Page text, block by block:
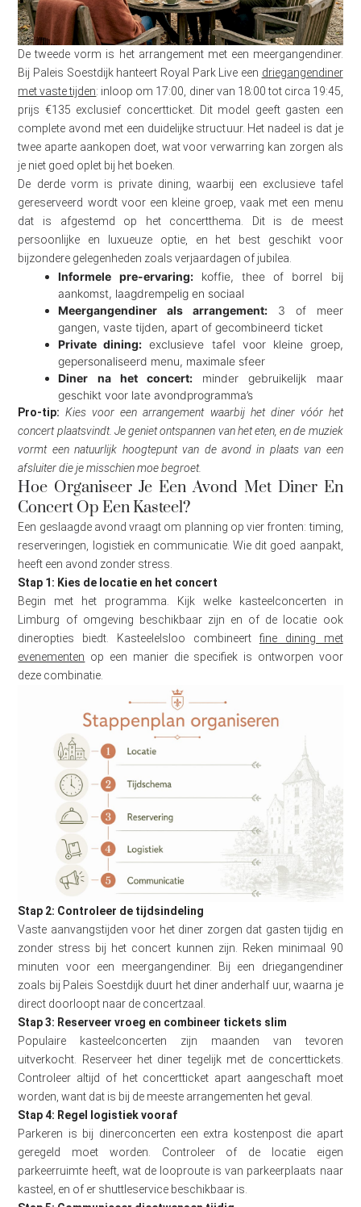
De tweede vorm is het arrangement met een meergangendiner.
Bij Paleis Soestdijk hanteert Royal Park Live een driegangendiner
met vaste tijden: inloop om 17:00, diner van 18:00 tot circa 19:45,
prijs €135 exclusief concertticket. Dit model geeft gasten een
complete avond met een duidelijke structuur. Het nadeel is dat je
twee aparte aankopen doet, wat voor verwarring kan zorgen als
je niet goed oplet bij het boeken.
De derde vorm is private dining, waarbij een exclusieve tafel
gereserveerd wordt voor een kleine groep, vaak met een menu
dat is afgestemd op het concertthema. Dit is de meest
persoonlijke en luxueuze optie, en het best geschikt voor
bijzondere gelegenheden zoals verjaardagen of jubilea.
Informele pre-ervaring:koffie, thee of borrel bij
aankomst, laagdrempelig en sociaal
Meergangendiner als arrangement: 3 of meer
gangen, vaste tijden, apart of gecombineerd ticket
Private dining: exclusieve tafel voor kleine groep,
gepersonaliseerd menu, maximale sfeer
Diner na het concert: minder gebruikelijk maar
geschikt voor late avondprogramma’s
Pro-tip: Kies voor een arrangement waarbij het diner vóór het
concert plaatsvindt. Je geniet ontspannen van het eten, en de muziek
vormt een natuurlijk hoogtepunt van de avond in plaats van een
afsluiter die je misschien moe begroet.
Hoe Organiseer Je Een Avond Met Diner En
Concert Op Een Kasteel?
Een geslaagde avond vraagt om planning op vier fronten: timing,
reserveringen, logistiek en communicatie. Wie dit goed aanpakt,
heeft een avond zonder stress.
Stap 1: Kies de locatie en het concert
Begin met het programma. Kijk welke kasteelconcerten in
Limburg of omgeving beschikbaar zijn en of de locatie ook
dineropties biedt. Kasteelelsloo combineert fine dining met
evenementen op een manier die specifiek is ontworpen voor
deze combinatie.
Stap 2: Controleer de tijdsindeling
Vaste aanvangstijden voor het diner zorgen dat gasten tijdig en
zonder stress bij het concert kunnen zijn. Reken minimaal 90
minuten voor een meergangendiner. Bij een driegangendiner
zoals bij Paleis Soestdijk duurt het diner anderhalf uur, waarna je
direct doorloopt naar de concertzaal.
Stap 3: Reserveer vroeg en combineer tickets slim
Populaire kasteelconcerten zijn maanden van tevoren
uitverkocht. Reserveer het diner tegelijk met de concerttickets.
Controleer altijd of het concertticket apart aangeschaft moet
worden, want dat is bij de meeste arrangementen het geval.
Stap 4: Regel logistiek vooraf
Parkeren is bij dinerconcerten een extra kostenpost die apart
geregeld moet worden. Controleer of de locatie eigen
parkeerruimte heeft, wat de looproute is van parkeerplaats naar
kasteel, en of er shuttleservice beschikbaar is.